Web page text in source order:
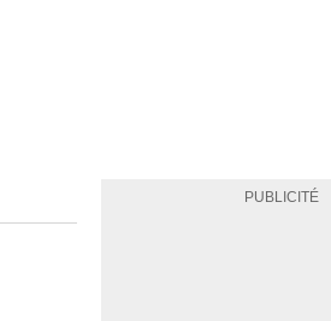
PUBLICITÉ